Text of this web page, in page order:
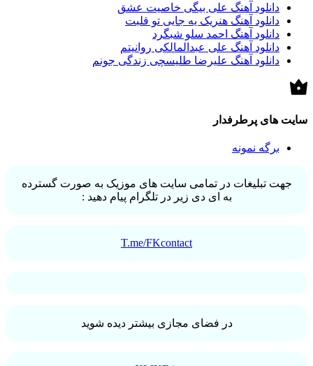
دانلود آهنگ علی بیگی خاصیت عشق
دانلود آهنگ هنریک یه جایی تو قلبت
دانلود آهنگ احمد سلو شبگرد
دانلود آهنگ علی عبدالمالکی روانیتم
دانلود آهنگ علیرضا طلیسچی زندگی جونم
سایت های پرطرفدار
برگه نمونه
جهت تبلیغات در تمامی سایت های موزیک به صورت گسترده
به ای دی زیر در تلگرام پیام دهید :
T.me/FKcontact
در فضای مجازی بیشتر دیده شوید